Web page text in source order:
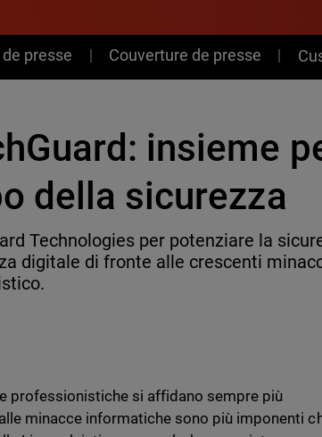
presse Couverture de presse
insieme
della sicurezza
Technologies per potenziare la
digitale di fronte alle crescenti
professionistiche si affidano sempre più
minacce informatiche sono più imponenti